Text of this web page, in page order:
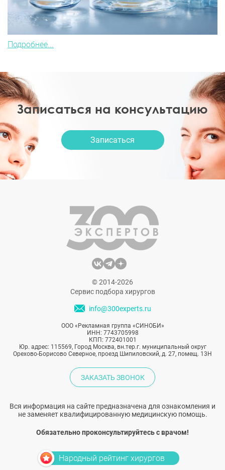
Подробнее...
Записаться на консультацию
Записаться
© 2014-2026
Сервис подбора хирургов
info@300experts.ru
ООО «Рекламная группа «СИНОБИ»
ИНН: 7743705998
КПП: 772401001
Юр. адрес: 115569, Город Москва, вн.тер.г. муниципальный округ
Орехово-Борисово Северное, проезд Шипиловский, д. 27, помещ. 13Н
ЗАКАЗАТЬ ЗВОНОК
Вся информация на сайте предназначена для ознакомления и
не заменяет квалифицированную медицинскую помощь.
Обязательно проконсультируйтесь с врачом!
Народный рейтинг хирургов